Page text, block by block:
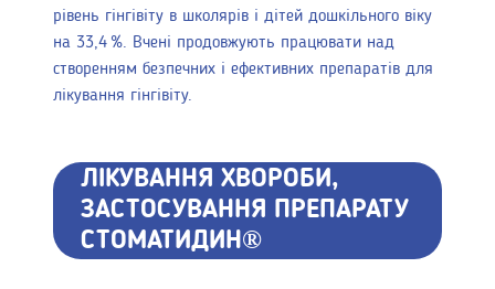
рівень гінгівіту в школярів і дітей дошкільного віку
на 33,4 %. Вчені продовжують працювати над
створенням безпечних і ефективних препаратів для
лікування гінгівіту.
ЛІКУВАННЯ ХВОРОБИ,
ЗАСТОСУВАННЯ ПРЕПАРАТУ
СТОМАТИДИН®